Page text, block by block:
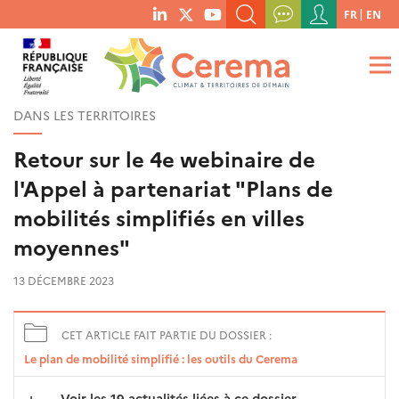
menu
social
links
RECHERCHER UN MOT-CLÉ, UNE PUBLICATION, ETC.
QUE RECHERCHEZ-VOUS ?
Menu
du
compte
de
FR EN
DANS LES TERRITOIRES
Retour sur le 4e webinaire de
l'Appel à partenariat "Plans de
mobilités simplifiés en villes
moyennes"
13 DÉCEMBRE 2023
CET ARTICLE FAIT PARTIE DU DOSSIER :
Le plan de mobilité simplifié : les outils du Cerema